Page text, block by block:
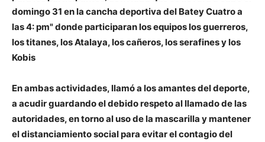
domingo 31 en la cancha deportiva del Batey Cuatro a
las 4: pm" donde participaran los equipos los guerreros,
los titanes, los Atalaya, los cañeros, los serafines y los
Kobis
En ambas actividades, llamó a los amantes del deporte,
a acudir guardando el debido respeto al llamado de las
autoridades, en torno al uso de la mascarilla y mantener
el distanciamiento social para evitar el contagio del